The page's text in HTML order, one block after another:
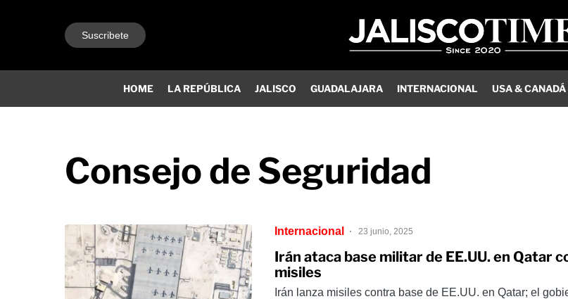
Suscribete
HOME LA REPÚBLICA JALISCO GUADALAJARA INTERNACIONAL USA & CANADÁ
Consejo de Seguridad
Internacional 23 junio, 2025
Irán ataca base militar de EE.UU. en Qatar
misiles
Irán lanza misiles contra base de EE.UU. en Qatar; el